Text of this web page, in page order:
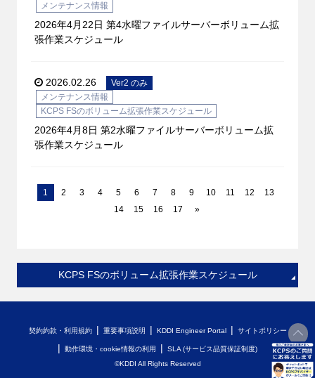
メンテナンス情報
2026年4月22日 第4水曜ファイルサーバーボリューム拡
張作業スケジュール
2026.02.26
Ver2 のみ
メンテナンス情報
KCPS FSのボリューム拡張作業スケジュール
2026年4月8日 第2水曜ファイルサーバーボリューム拡
張作業スケジュール
1 2 3 4 5 6 7 8 9 10 11 12
13
14
15 16 17 »
KCPS FSのボリューム拡張作業スケジュール
契約約款・利用規約 重要事項説明 KDDI Engineer Portal サイトポリシー
動作環境・cookie情報の利用
SLA (サービス品質保証制度)
©KDDI All Rights Reserved
開く